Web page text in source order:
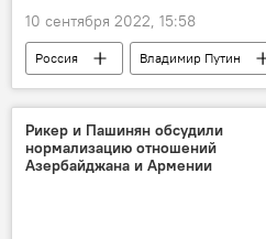
10 сентября 2022, 15:58
Россия Владимир Путин
Выступление
Поздравление
мероприятие
Рикер и Пашинян обсудили
нормализацию отношений
Азербайджана и Армении